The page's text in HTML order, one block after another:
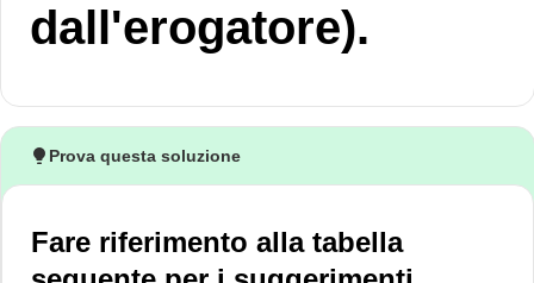
dall'erogatore).
Prova questa soluzione
Fare riferimento alla tabella